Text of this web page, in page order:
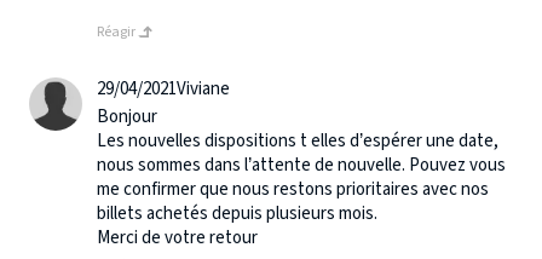
Réagir
29/04/2021Viviane
Bonjour
Les nouvelles dispositions t elles d’espérer une date,
nous sommes dans l’attente de nouvelle. Pouvez vous
me confirmer que nous restons prioritaires avec nos
billets achetés depuis plusieurs mois.
Merci de votre retour